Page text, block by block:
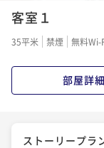
客室１
35平米 禁煙 無料Wi-
部屋詳細
ストーリープラ